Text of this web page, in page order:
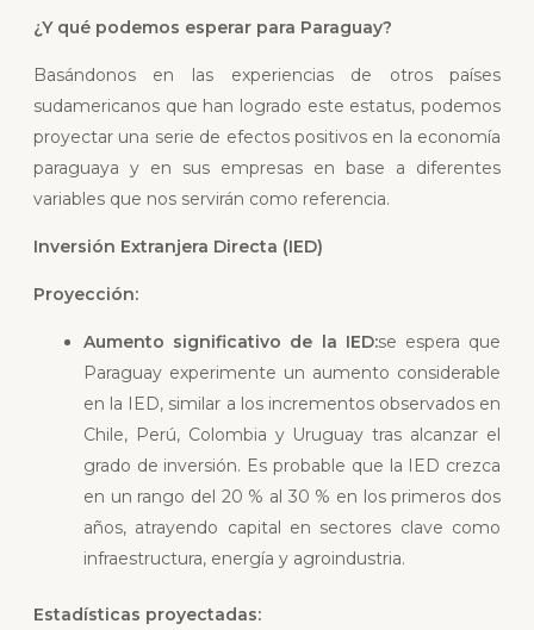
¿Y qué podemos esperar para Paraguay?
Basándonos en las experiencias de otros países
sudamericanos que han logrado este estatus, podemos
proyectar una serie de efectos positivos en la economía
paraguaya y en sus empresas en base a diferentes
variables que nos servirán como referencia.
Inversión Extranjera Directa (IED)
Proyección:
Aumento significativo de la IED:se espera que
Paraguay experimente un aumento considerable
en la IED, similar a los incrementos observados en
Chile, Perú, Colombia y Uruguay tras alcanzar el
grado de inversión. Es probable que la IED crezca
en un rango del 20 % al 30 % en los primeros dos
años, atrayendo capital en sectores clave como
infraestructura, energía y agroindustria.
Estadísticas proyectadas: